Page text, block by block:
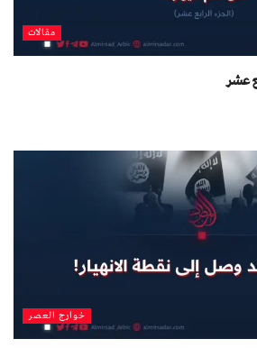
مقالات
عشر
خوارج العصر